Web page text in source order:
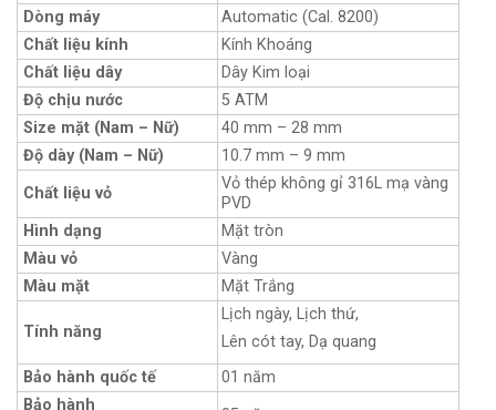
Dòng máy
Automatic (Cal. 8200)
Chất liệu kính
Kính Khoáng
Chất liệu dây
Dây Kim loại
Độ chịu nước
5 ATM
Size mặt (Nam – Nữ)
40 mm – 28 mm
Độ dày (Nam – Nữ)
10.7 mm – 9 mm
Chất liệu vỏ
Vỏ thép không gỉ 316L mạ vàng
PVD
Hình dạng
Mặt tròn
Màu vỏ
Vàng
Màu mặt
Mặt Trắng
Tính năng
Lịch ngày, Lịch thứ,
Lên cót tay, Dạ quang
Bảo hành quốc tế
01 năm
Bảo hành